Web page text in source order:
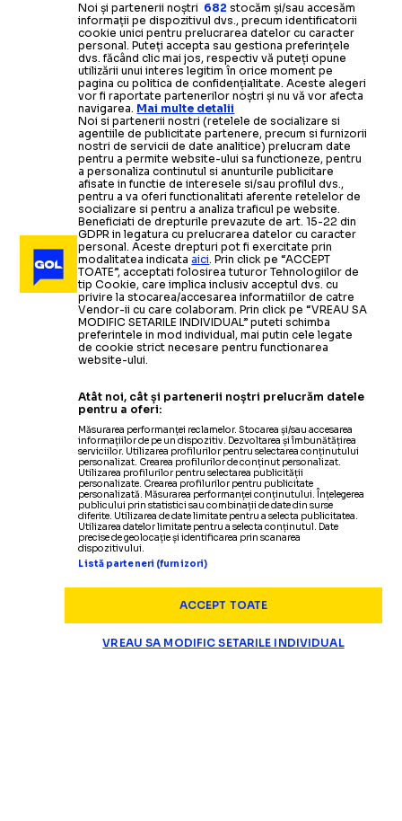
Noi și partenerii noștri 682 stocăm și/sau accesăm
informații pe dispozitivul dvs., precum identificatorii
cookie unici pentru prelucrarea datelor cu caracter
personal. Puteți accepta sau gestiona preferințele
dvs. făcând clic mai jos, respectiv vă puteți opune
utilizării unui interes legitim în orice moment pe
pagina cu politica de confidențialitate. Aceste alegeri
vor fi raportate partenerilor noștri și nu vă vor afecta
navigarea. Mai multe detalii
Noi si partenerii nostri (retelele de socializare si
agentiile de publicitate partenere, precum si furnizorii
nostri de servicii de date analitice) prelucram date
pentru a permite website-ului sa functioneze, pentru
a personaliza continutul si anunturile publicitare
afisate in functie de interesele si/sau profilul dvs.,
pentru a va oferi functionalitati aferente retelelor de
socializare si pentru a analiza traficul pe website.
Beneficiati de drepturile prevazute de art. 15-22 din
GDPR in legatura cu prelucrarea datelor cu caracter
personal. Aceste drepturi pot fi exercitate prin
modalitatea indicataaici. Prin click pe “ACCEPT
TOATE”, acceptati folosirea tuturor Tehnologiilor de
tip Cookie, care implica inclusiv acceptul dvs. cu
privire la stocarea/accesarea informatiilor de catre
Vendor-ii cu care colaboram. Prin click pe “VREAU SA
MODIFIC SETARILE INDIVIDUAL” puteti schimba
preferintele in mod individual, mai putin cele legate
de cookie strict necesare pentru functionarea
website-ului.
Atât noi, cât și partenerii noștri prelucrăm datele
pentru a oferi:
Măsurarea performanței reclamelor. Stocarea și/sau accesarea
informațiilor de pe un dispozitiv. Dezvoltarea și îmbunătățirea
serviciilor. Utilizarea profilurilor pentru selectarea conținutului
personalizat. Crearea profilurilor de conținut personalizat.
Utilizarea profilurilor pentru selectarea publicității
personalizate. Crearea profilurilor pentru publicitate
personalizată. Măsurarea performanței conținutului. Înțelegerea
publicului prin statistici sau combinații de date din surse
diferite. Utilizarea de date limitate pentru a selecta publicitatea.
Utilizarea datelor limitate pentru a selecta conținutul. Date
precise de geolocație și identificarea prin scanarea
dispozitivului.
Listă parteneri (furnizori)
ACCEPT TOATE
VREAU SA MODIFIC SETARILE INDIVIDUAL